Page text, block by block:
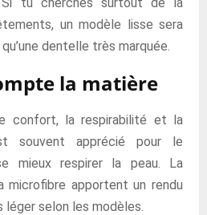
un modèle lisse sera
dentelle très marquée.
la matière
confort, la respirabilité et la
souvent apprécié pour le
mieux respirer la peau. La
apportent un rendu
selon les modèles.